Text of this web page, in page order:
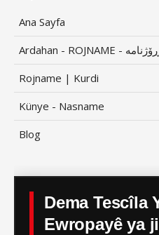
Ana Sayfa
Ardahan - ROJNAME - ڕۆژنامە
Rojname | Kurdi
Künye - Nasname
Blog
Dema Tescîla
Ewropayê ya